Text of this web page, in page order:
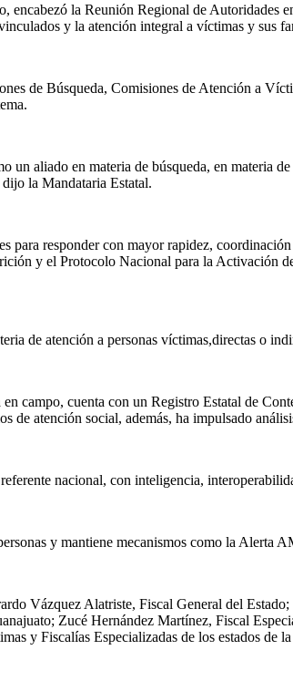
la Reunión Regional de Autoridades
y la atención integral a víctimas y sus
de Búsqueda, Comisiones de Atención a
un aliado en materia de búsqueda, en materia
la Mandataria Estatal.
para responder con mayor rapidez,
y el Protocolo Nacional para la Activación
de atención a personas víctimas,directas o
campo, cuenta con un Registro Estatal de
de atención social, además, ha impulsado
nacional, con inteligencia,
y mantiene mecanismos como la Alerta
Vázquez Alatriste, Fiscal General del
Zucé Hernández Martínez, Fiscal
y Fiscalías Especializadas de los estados de